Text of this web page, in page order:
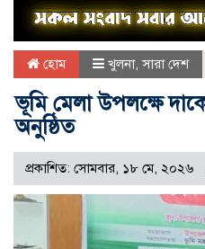
হোম খুলনা,সারা দেশ
ভূমি মেলা উপলক্ষে
অনুষ্ঠিত
প্রকাশিত: সোমবার, ১৮ মে, ২০২৬